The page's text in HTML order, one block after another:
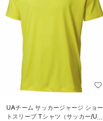
UAチーム サッカージャージ ショー
トスリーブ Tシャツ（サッカー/UNI